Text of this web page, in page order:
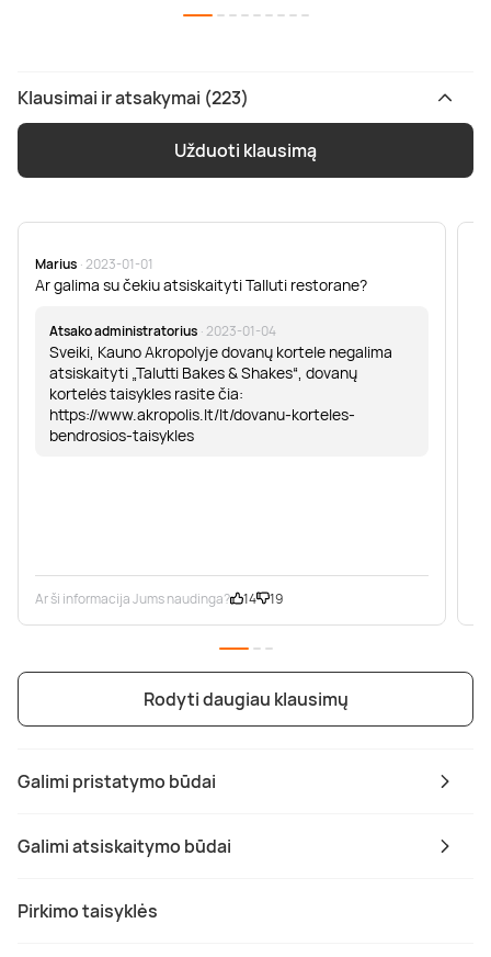
Galimi pristatymo būdai
Galimi atsiskaitymo būdai
Pirkimo taisyklės
Klausimai ir atsakymai (223)
Užduoti klausimą
Marius · 2023-01-01
Ar galima su čekiu atsiskaityti Talluti restorane?
Atsako administratorius · 2023-01-04
Sveiki, Kauno Akropolyje dovanų kortele negalima
atsiskaityti „Talutti Bakes & Shakes“, dovanų
kortelės taisykles rasite čia:
https://www.akropolis.lt/lt/dovanu-korteles-
bendrosios-taisykles
Ar ši informacija Jums naudinga? 14 19
Rodyti daugiau klausimų